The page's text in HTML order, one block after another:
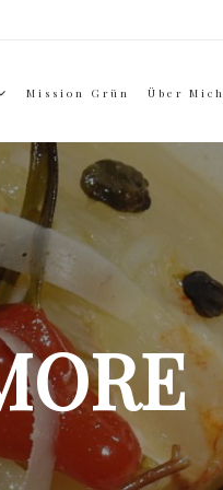
Mission Grün Über Mich